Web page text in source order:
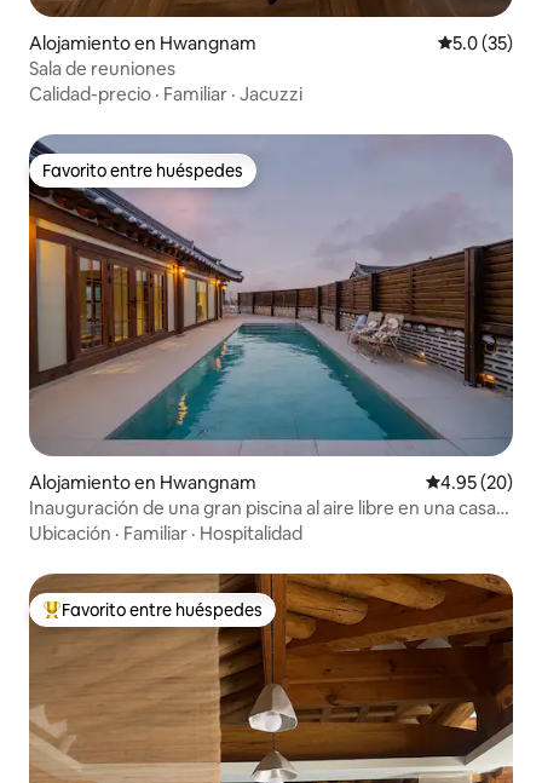
Alojamiento en Hwangnam Calificación
5.0 (35)
Sala de reuniones
Calidad-precio · Familiar · Jacuzzi
Favorito entre huéspedes
Favorito entre huéspedes
Alojamiento en Hwangnam Calificación
4.95 (20)
Inauguración de una gran piscina al aire libre en una casa
unifamiliar, Onsoraemi, Edificio B / Estancia en una casa
Ubicación · Familiar · Hospitalidad
Favorito entre huéspedes preferido
Favorito entre huéspedes